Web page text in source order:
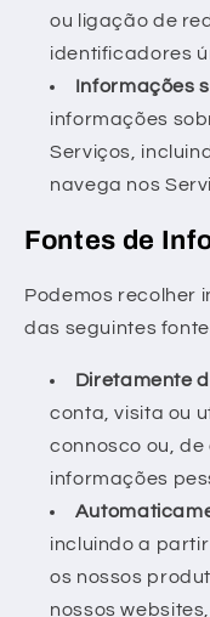
ou ligação de
identificadores
Informações
informações
Serviços,
navega nos
Fontes de
Podemos recolher
das seguintes
Diretamente
conta, visita ou
connosco ou,
informações
incluindo a
os nossos
nossos